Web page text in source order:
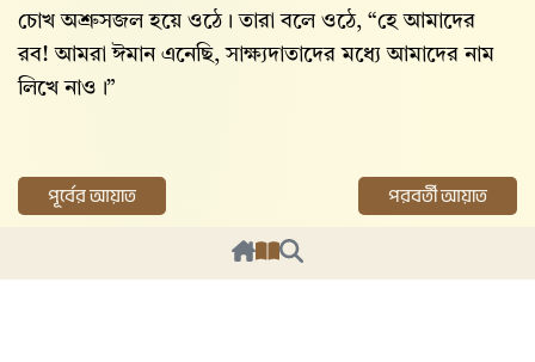
চোখ অশ্রুসজল হয়ে ওঠে। তারা বলে ওঠে, “হে আমাদের
রব! আমরা ঈমান এনেছি, সাক্ষ্যদাতাদের মধ্যে আমাদের নাম
লিখে নাও।”
পূর্বের আয়াত পরবর্তী আয়াত